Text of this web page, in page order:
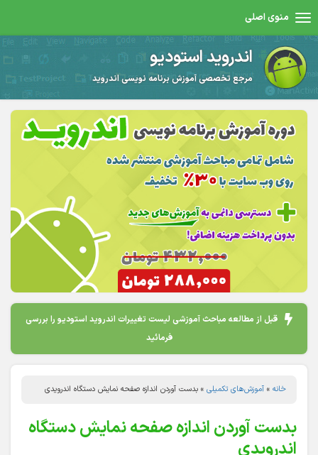
منوی اصلی
اندروید استودیو
مرجع تخصصی آموزش برنامه نویسی اندروید
قبل از مطالعه مباحث آموزشی لیست تغییرات اندروید استودیو را بررسی
فرمائید
خانه » آموزش‌های تکمیلی » بدست آوردن اندازه صفحه نمایش دستگاه اندرویدی
بدست آوردن اندازه صفحه نمایش دستگاه
اندرویدی